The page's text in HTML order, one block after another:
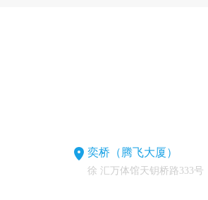
奕桥（腾飞大厦）
徐 汇万体馆天钥桥路333号